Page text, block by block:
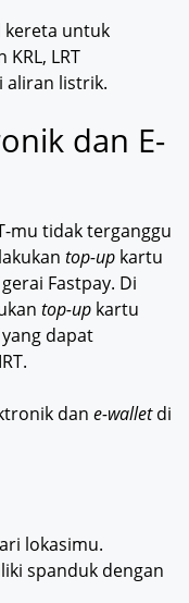
kereta untuk
LRT
aliran listrik.
dan E-
mu tidak terganggu
top-up kartu
Fastpay. Di
top-up kartu
dapat
dan e-walletdi
lokasimu.
spanduk dengan